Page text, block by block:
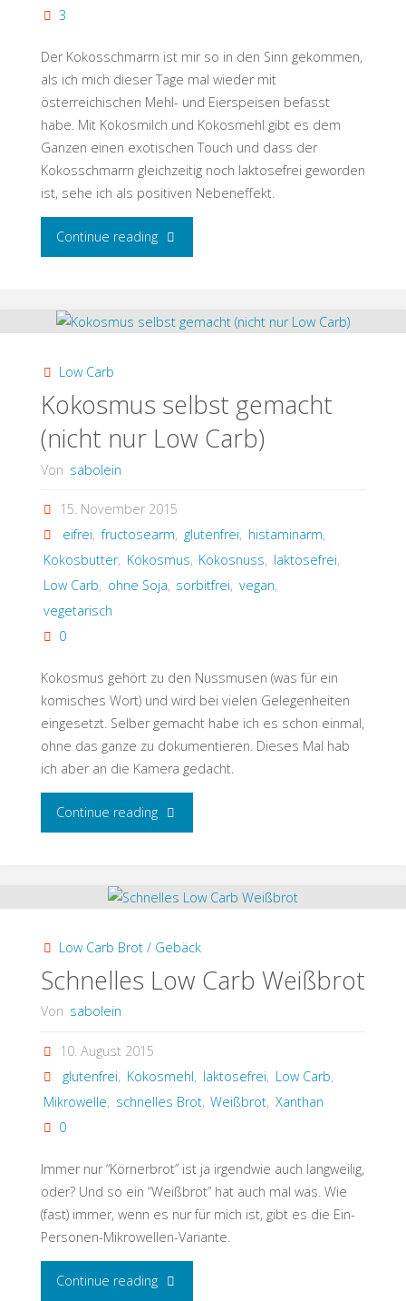
3
Der Kokosschmarrn ist mir so in den Sinn gekommen,
als ich mich dieser Tage mal wieder mit
österreichischen Mehl- und Eierspeisen befasst
habe. Mit Kokosmilch und Kokosmehl gibt es dem
Ganzen einen exotischen Touch und dass der
Kokosschmarrn gleichzeitig noch laktosefrei geworden
ist, sehe ich als positiven Nebeneffekt.
Continue reading"Kokosschmarrn
Carb
Keto)"
Low Carb
Kokosmus selbst gemacht
(nicht nur Low Carb)
Von sabolein
15. November 2015
eifrei, fructosearm, glutenfrei, histaminarm,
Kokosbutter, Kokosmus, Kokosnuss, laktosefrei,
Low Carb, ohne Soja, sorbitfrei, vegan,
vegetarisch
0
Kokosmus gehört zu den Nussmusen (was für ein
komisches Wort) und wird bei vielen Gelegenheiten
eingesetzt. Selber gemacht habe ich es schon einmal,
ohne das ganze zu dokumentieren. Dieses Mal hab
ich aber an die Kamera gedacht.
Continue reading"Kokosmus
gemacht
Low Carb Brot / Gebäck
Schnelles Low Carb Weißbrot
Von sabolein
10. August 2015
glutenfrei, Kokosmehl, laktosefrei, Low Carb,
Mikrowelle, schnelles Brot, Weißbrot, Xanthan
0
Immer nur “Körnerbrot” ist ja irgendwie auch langweilig,
oder? Und so ein “Weißbrot” hat auch mal was. Wie
(fast) immer, wenn es nur für mich ist, gibt es die Ein-
Personen-Mikrowellen-Variante.
Continue reading"Schnelles